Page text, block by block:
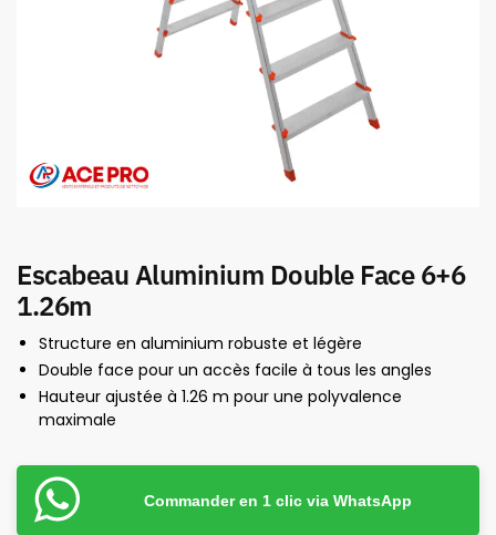
Escabeau Aluminium Double Face 6+6
1.26m
Structure en aluminium robuste et légère
Double face pour un accès facile à tous les angles
Hauteur ajustée à 1.26 m pour une polyvalence
maximale
Commander en 1 clic via WhatsApp